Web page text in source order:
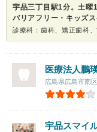
宇品三丁目駅1分。土曜
バリアフリー・キッズ
医療法人鵬
広島県広島市南
宇品スマイ